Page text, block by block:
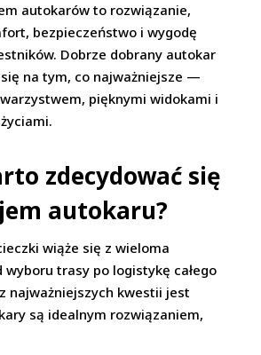
autokarów to rozwiązanie,
bezpieczeństwo i wygodę
Dobrze dobrany autokar
na tym, co najważniejsze —
pięknymi widokami i
zdecydować się
autokaru?
wiąże się z wieloma
trasy po logistykę całego
najważniejszych kwestii jest
są idealnym rozwiązaniem,